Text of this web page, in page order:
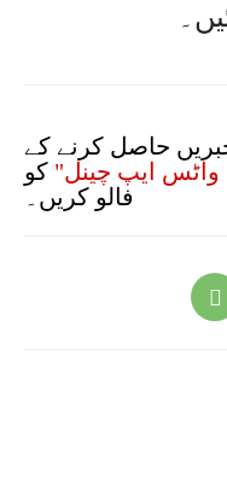
حاصل کرنے کے
واٹس ایپ چینل" کو
فالو کریں۔